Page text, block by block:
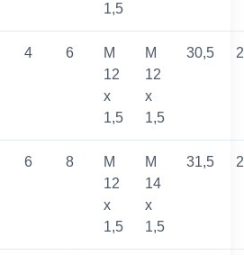
1,5
4 6
M
12
x
1,5
M
12
x
1,5
30,5
6 8
M
12
x
1,5
M
14
x
1,5
31,5